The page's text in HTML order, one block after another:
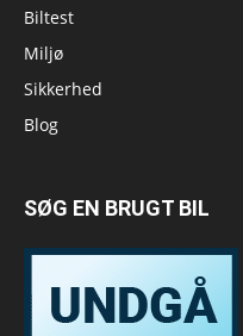
Biltest
Miljø
Sikkerhed
Blog
SØG EN BRUGT BIL